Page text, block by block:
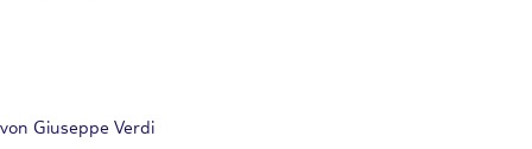
von Giuseppe Verdi